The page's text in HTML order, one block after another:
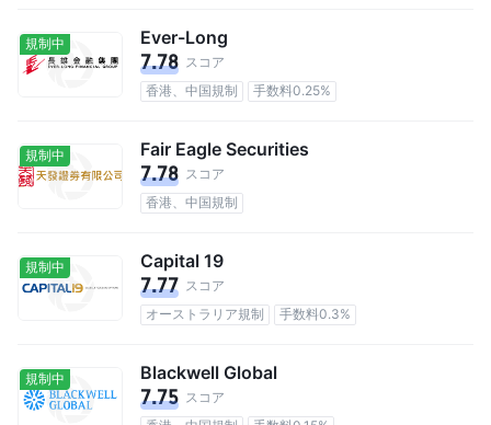
規制中 Ever-Long
7.78 スコア
香港、中国規制
手数料0.25%
規制中 Fair Eagle Securities
7.78 スコア
香港、中国規制
規制中 Capital 19
7.77 スコア
オーストラリア規制
手数料0.3%
規制中 Blackwell Global
7.75 スコア